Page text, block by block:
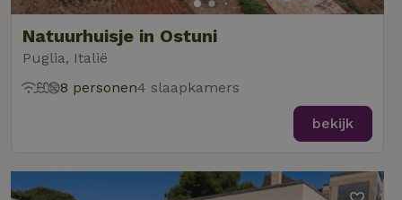
Natuurhuisje in Ostuni
Puglia, Italië
8 personen4 slaapkamers
bekijk